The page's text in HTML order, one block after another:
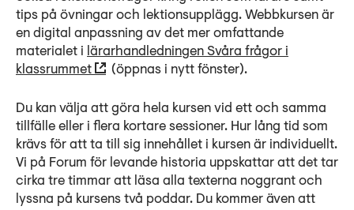
tips på övningar och lektionsupplägg. Webbkursen är
en digital anpassning av det mer omfattande
materialet i lärarhandledningen Svåra frågor i
klassrummet
(öppnas i nytt fönster).
Du kan välja att göra hela kursen vid ett och samma
tillfälle eller i flera kortare sessioner. Hur lång tid som
krävs för att ta till sig innehållet i kursen är individuellt.
Vi på Forum för levande historia uppskattar att det tar
cirka tre timmar att läsa alla texterna noggrant och
lyssna på kursens två poddar. Du kommer även att